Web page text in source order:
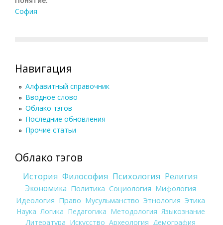
София
Навигация
Алфавитный справочник
Вводное слово
Облако тэгов
Последние обновления
Прочие статьи
Облако тэгов
История Философия Психология Религия
Экономика Политика Социология Мифология
Идеология Право Мусульманство Этнология Этика
Наука Логика Педагогика Методология Языкознание
Литература Искусство Археология Демография